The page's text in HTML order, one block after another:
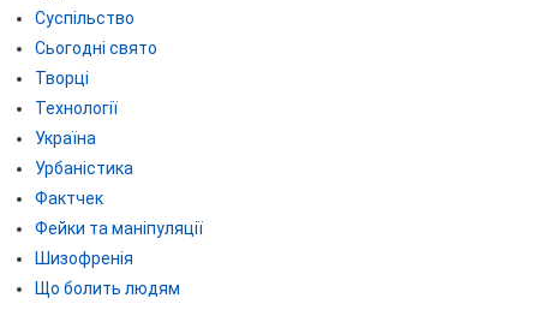
Суспільство
Сьогодні свято
Творці
Технології
Україна
Урбаністика
Фактчек
Фейки та маніпуляції
Шизофренія
Що болить людям